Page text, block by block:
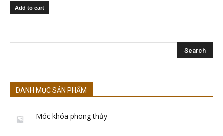
Add to cart
DANH MỤC SẢN PHẨM
Móc khóa phong thủy